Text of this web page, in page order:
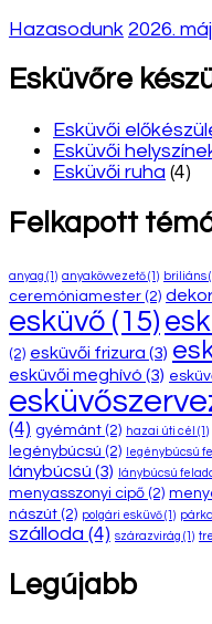
Hazasodunk 2026.
Esküvőre
Esküvői
Esküvői
Esküvői ruha (4)
Felkapott
anyag (1) anyakövvezető(1) briliáns
ceremóniamester (2)
esküvő (15)
(2) esküvői frizura (3)
esküvői meghívó (3)
(4) gyémánt (2) hazai úti cél (1)
legénybúcsú (2) legénybúcsú
lánybúcsú (3) lánybúcsú
menyasszonyi cipő (2)
nászút (2) polgári esküvő(1)
szálloda (4) szárazvirág (1)
Legújabb